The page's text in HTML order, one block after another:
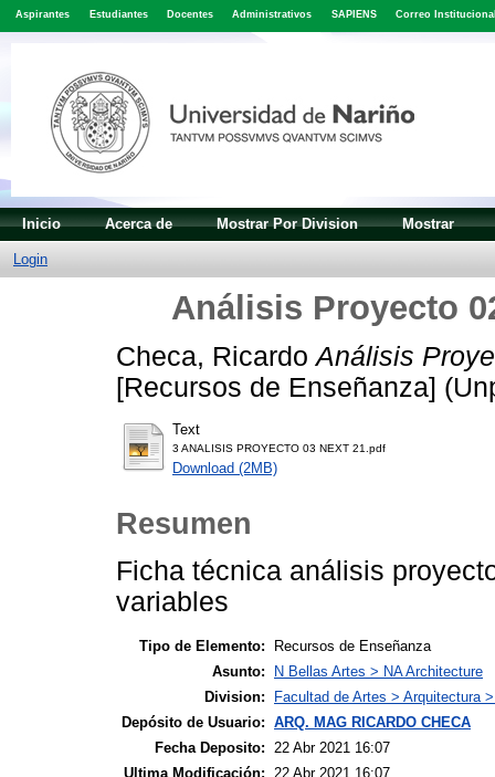
Aspirantes Estudiantes Docentes Administrativos SAPIENS Correo
Inicio Acerca de Mostrar Por Division Mostrar
Login
Análisis Proyecto
Checa, Ricardo Análisis
[Recursos de Enseñanza]
Text
3 ANALISIS PROYECTO 03 NEXT 21.pdf
Download (2MB)
Resumen
Ficha técnica análisis
variables
Tipo de Elemento:
Recursos de Enseñanza
Asunto:
N Bellas Artes > NA Architecture
Division:
Facultad de Artes > Arquitectura
Depósito de Usuario: ARQ. MAG RICARDO CHECA
Fecha Deposito:
22 Abr 2021 16:07
Ultima Modificación:
22 Abr 2021 16:07